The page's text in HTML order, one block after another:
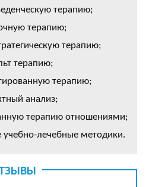
терапию;
терапию;
терапию;
терапию;
терапию;
анализ;
терапию отношениями;
учебно-лечебные методики.